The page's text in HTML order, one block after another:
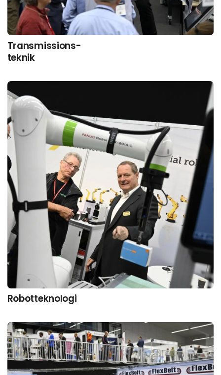
Transmissions-
teknik
Robotteknologi